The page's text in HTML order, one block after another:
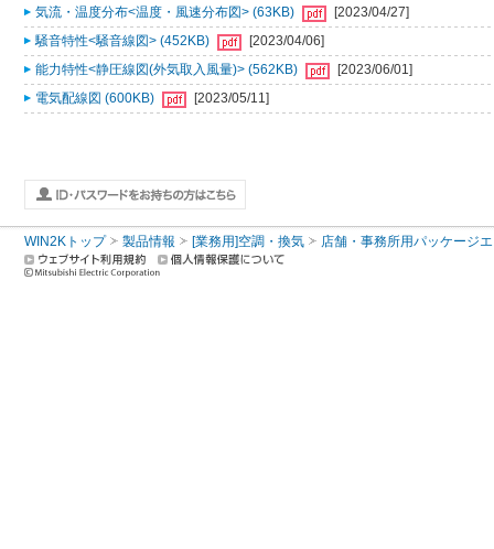
気流・温度分布<温度・風速分布図> (63KB)
[2023/04/27]
騒音特性<騒音線図> (452KB)
[2023/04/06]
能力特性<静圧線図(外気取入風量)> (562KB)
[2023/06/01]
電気配線図 (600KB)
[2023/05/11]
WIN2Kトップ 製品情報 [業務用]空調・換気 店舗・事務所用パッケージ